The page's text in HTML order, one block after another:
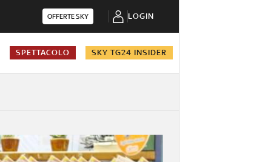
OFFERTE SKY LOGIN
SPETTACOLO SKY TG24 INSIDER